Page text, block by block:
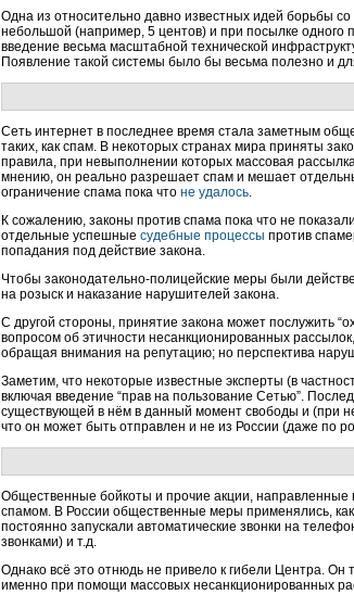
Одна из относительно давно известных идей борьбы
небольшой (например, 5 центов) и при посылке одного
введение весьма масштабной технической
Появление такой системы было бы весьма полезно и
Сеть интернет в последнее время стала заметным
таких, как спам. В некоторых странах мира приняты
правила, при невыполнении которых массовая
мнению, он реально разрешает спам и мешает
ограничение спама пока что не удалось.
К сожалению, законы против спама пока что не
отдельные успешные судебные процессы против
попадания под действие закона.
Чтобы законодательно-полицейские меры были
на розыск и наказание нарушителей закона.
С другой стороны, принятие закона может послужить
вопросом об этичности несанкционированных
обращая внимания на репутацию; но перспектива
Заметим, что некоторые известные эксперты (в
включая введение “прав на пользование Сетью”.
существующей в нём в данный момент свободы и (при
что он может быть отправлен и не из России (даже по
Общественные бойкоты и прочие акции, направленные
спамом. В России общественные меры применялись, как
постоянно запускали автоматические звонки на
звонками) и т.д.
Однако всё это отнюдь не привело к гибели Центра. Он
именно при помощи массовых несанкционированных